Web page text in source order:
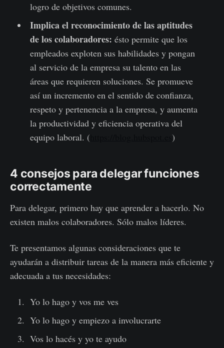
logro de objetivos comunes.
Implica el reconocimiento de las aptitudes
de los colaboradores: ésto permite que los
empleados exploten sus habilidades y pongan
al servicio de la empresa su talento en las
áreas que requieren soluciones. Se promueve
así un incremento en el sentido de confianza,
respeto y pertenencia a la empresa, y aumenta
la productividad y eficiencia operativa del
equipo laboral. (https://blog.hubspot.es )
4 consejos para delegar funciones
correctamente
Para delegar, primero hay que aprender a hacerlo. No
existen malos colaboradores. Sólo malos líderes.
Te presentamos algunas consideraciones que te
ayudarán a distribuir tareas de la manera más eficiente y
adecuada a tus necesidades:
Yo lo hago y vos me ves
Yo lo hago y empiezo a involucrarte
Vos lo hacés y yo te ayudo